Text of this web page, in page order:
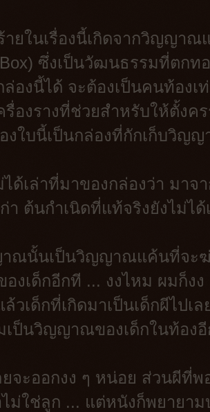
ยในเรื่องนี้เกิดจากวิญญาณ
ซึ่งเป็นวัฒนธรรมที่ตกท
ล่องนี้ได้ จะต้องเป็นคนท้อง
รื่องรางที่ช่วยสำหรับให้ตั้ง
งใบนี้เป็นกล่องที่กักเก็บวิญ
ด้เล่าที่มาของกล่องว่า มาจ
า ต้นกำเนิดที่แท้จริงยังไม่ไ
ณนั้นเป็นวิญญาณแค้นที่จะฆ่
เด็กอีกที ... งงไหม ผมก็งง
วเด็กที่เกิดมาเป็นเด็กผีไปเ
เป็นวิญญาณของเด็กในท้อง
ยจะออกงง ๆ หน่อย ส่วนผีที่
ไม่ใช่ลูก ... แต่หนังก็พยาย